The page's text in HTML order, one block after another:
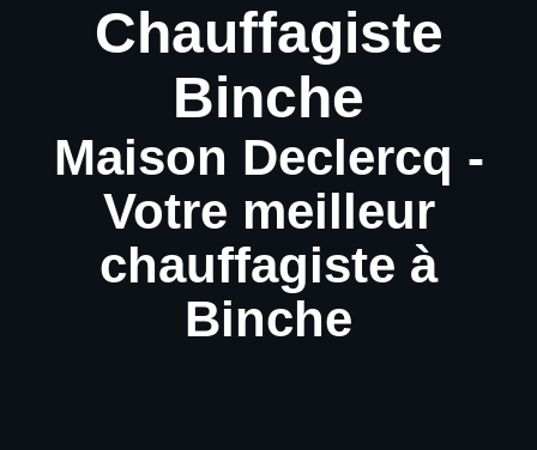
Chauffagiste
Binche
Maison Declercq -
Votre meilleur
chauffagiste à
Binche